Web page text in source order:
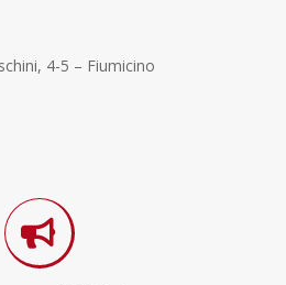
4-5 – Fiumicino